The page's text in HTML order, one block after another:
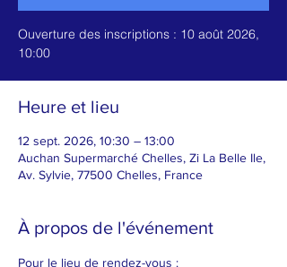
Ouverture des inscriptions : 10 août 2026,
10:00
Heure et lieu
12 sept. 2026, 10:30 – 13:00
Auchan Supermarché Chelles, Zi La Belle Ile,
Av. Sylvie, 77500 Chelles, France
À propos de l'événement
Pour le lieu de rendez-vous :